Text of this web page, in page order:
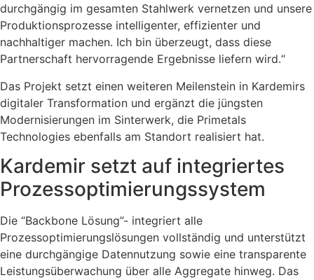
durchgängig im gesamten Stahlwerk vernetzen und unsere
Produktionsprozesse intelligenter, effizienter und
nachhaltiger machen. Ich bin überzeugt, dass diese
Partnerschaft hervorragende Ergebnisse liefern wird.“
Das Projekt setzt einen weiteren Meilenstein in Kardemirs
digitaler Transformation und ergänzt die jüngsten
Modernisierungen im Sinterwerk, die Primetals
Technologies ebenfalls am Standort realisiert hat.
Kardemir setzt auf integriertes
Prozessoptimierungssystem
Die “Backbone Lösung”- integriert alle
Prozessoptimierungslösungen vollständig und unterstützt
eine durchgängige Datennutzung sowie eine transparente
Leistungsüberwachung über alle Aggregate hinweg. Das